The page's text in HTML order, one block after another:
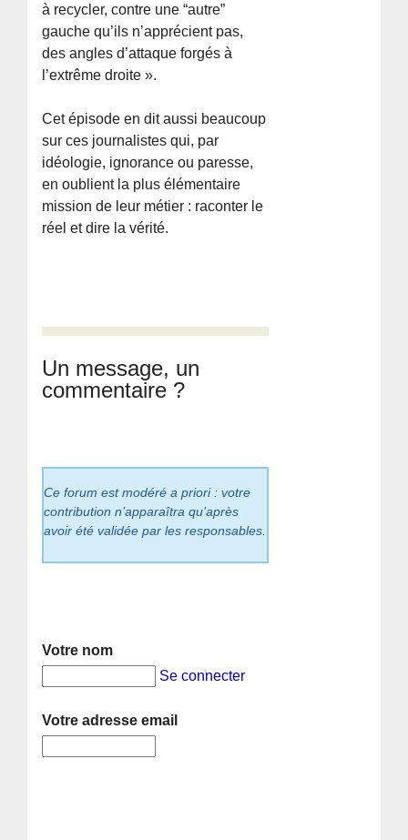
à recycler, contre une “autre”
gauche qu’ils n’apprécient pas,
des angles d’attaque forgés à
l’extrême droite ».
Cet épisode en dit aussi beaucoup
sur ces journalistes qui, par
idéologie, ignorance ou paresse,
en oublient la plus élémentaire
mission de leur métier : raconter le
réel et dire la vérité.
Un message, un
commentaire ?
Ce forum est modéré a priori : votre
contribution n’apparaîtra qu’après
avoir été validée par les responsables.
Votre nom
Se connecter
Votre adresse email